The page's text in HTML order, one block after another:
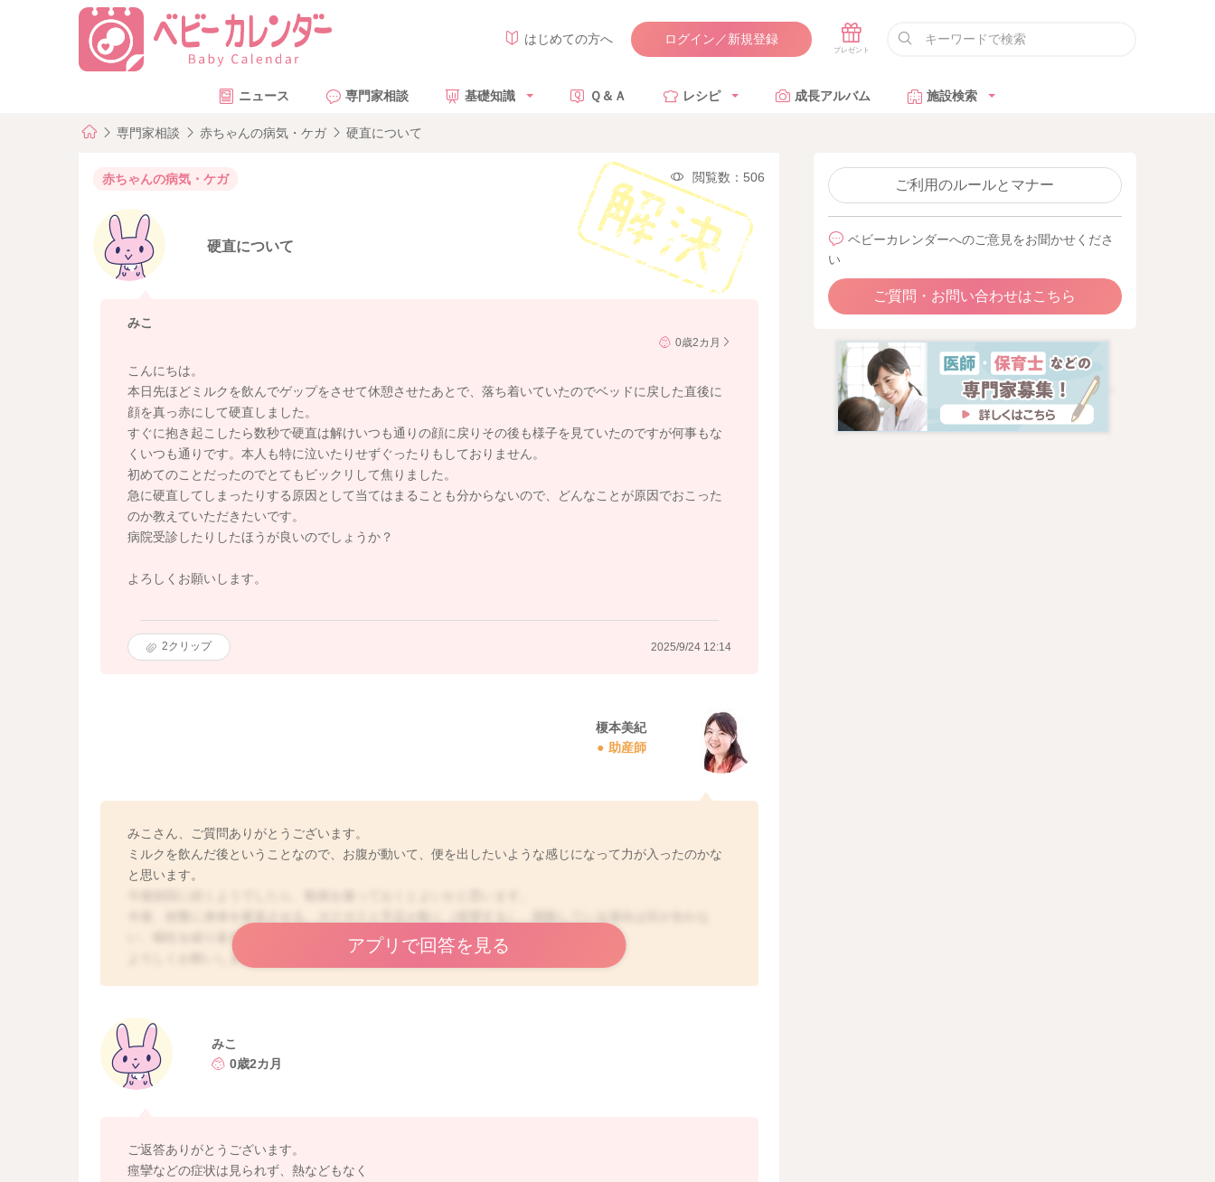
はじめての方へ ログイン／新規登録
ニュース 専門家相談 基礎知識 Ｑ＆Ａ レシピ 成長アルバム 施設検索
専門家相談 赤ちゃんの病気・ケガ 硬直について
赤ちゃんの病気・ケガ 閲覧数：506
硬直について
みこ
0歳2カ月
こんにちは。
本日先ほどミルクを飲んでゲップをさせて休憩させたあとで、落ち着いていたのでベッドに戻した直後に
顔を真っ赤にして硬直しました。
すぐに抱き起こしたら数秒で硬直は解けいつも通りの顔に戻りその後も様子を見ていたのですが何事もな
くいつも通りです。本人も特に泣いたりせずぐったりもしておりません。
初めてのことだったのでとてもビックリして焦りました。
急に硬直してしまったりする原因として当てはまることも分からないので、どんなことが原因でおこった
のか教えていただきたいです。
病院受診したりしたほうが良いのでしょうか？
よろしくお願いします。
2クリップ 2025/9/24 12:14
榎本美紀
助産師
みこさん、ご質問ありがとうございます。
ミルクを飲んだ後ということなので、お腹が動いて、便を出したいような感じになって力が入ったのかな
と思います。
い、嘔吐を繰り返す、発熱があるなどあれば受診された方が良いかと思います。
よろしくお願いします。
アプリで回答を見る
みこ
0歳2カ月
ご返答ありがとうございます。
痙攣などの症状は見られず、熱などもなく
ご利用のルールとマナー
ベビーカレンダーへのご意見をお聞かせくださ
い
ご質問・お問い合わせはこちら